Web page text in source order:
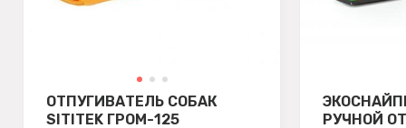
ОТПУГИВАТЕЛЬ СОБАК
SITITEK ГРОМ-125
РУЧНОЙ